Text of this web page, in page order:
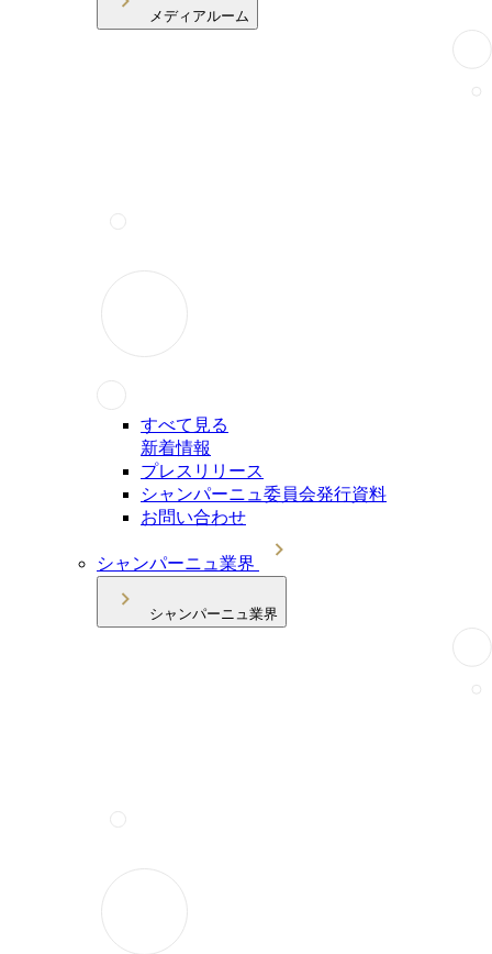
メディアルーム
すべて見る
新着情報
プレスリリース
シャンパーニュ委員会発行資料
お問い合わせ
シャンパーニュ業界
シャンパーニュ業界